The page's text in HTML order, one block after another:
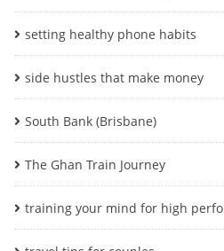
setting healthy phone habits
side hustles that make money
South Bank (Brisbane)
The Ghan Train Journey
training your mind for high